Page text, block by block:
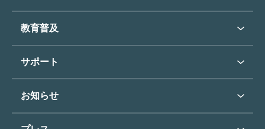
団体のご利用について
バリアフリー／小さなお子様
展覧会スケジュール
過去の展覧会
コレクショントップ
東郷青児
コレクションハイライト
教育普及
教育普及トップ
オンラインで美術鑑賞
博物館実習について
サポート
よくあるご質問
お知らせ
お知らせトップ